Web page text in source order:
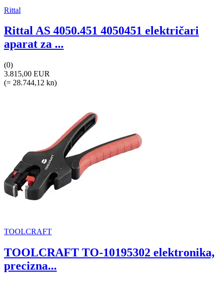
Rittal
Rittal AS 4050.451 4050451 električari
aparat za ...
(0)
3.815,00 EUR
(= 28.744,12 kn)
TOOLCRAFT
TOOLCRAFT TO-10195302 elektronika,
precizna...